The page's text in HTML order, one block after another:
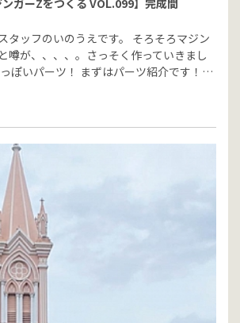
タッフのいのうえです。 そろそろマジン
噂が、、、、。さっそく作っていきまし
ぽいパーツ！ まずはパーツ紹介です！…